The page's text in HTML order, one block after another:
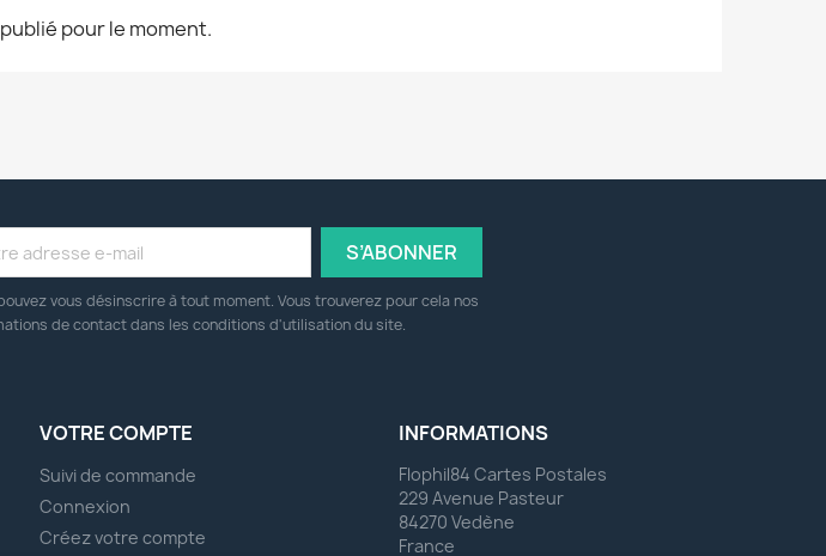
pour le moment.
vous désinscrire à tout moment. Vous trouverez pour cela nos
de contact dans les conditions d'utilisation du site.
VOTRE COMPTE
Suivi de commande
Connexion
Créez votre compte
INFORMATIONS
Flophil84 Cartes Postales
229 Avenue Pasteur
84270 Vedène
France